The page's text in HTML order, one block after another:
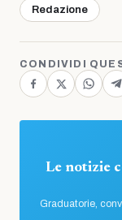
Redazione
CONDIVIDI
Le notizie
Graduatorie,